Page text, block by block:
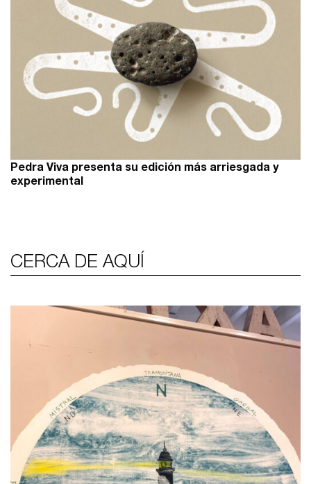
Pedra Viva presenta su edición más arriesgada y
experimental
CERCA DE AQUÍ